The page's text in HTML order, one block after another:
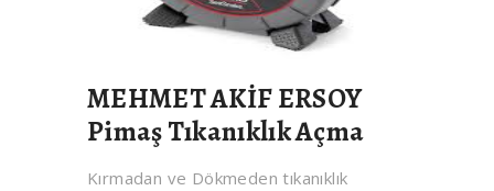
MEHMET AKİF ERSOY
Pimaş Tıkanıklık Açma
Kırmadan ve Dökmeden tıkanıklık